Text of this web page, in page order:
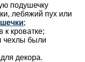
подушечку
лебяжий пух или
;
к кроватке;
чехлы были
для декора.